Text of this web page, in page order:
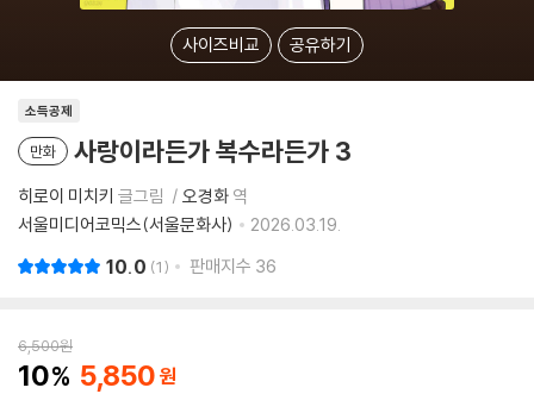
사이즈비교 공유하기
소득공제
만화 사랑이라든가 복수라든가 3
히로이 미치키 글그림 오경화 역
서울미디어코믹스(서울문화사)
2026.03.19.
10.0 1 판매지수 36
6,500원
10 5,850